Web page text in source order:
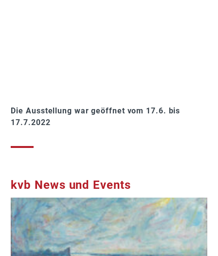
Die Ausstellung war geöffnet vom 17.6. bis
17.7.2022
kvb News und Events